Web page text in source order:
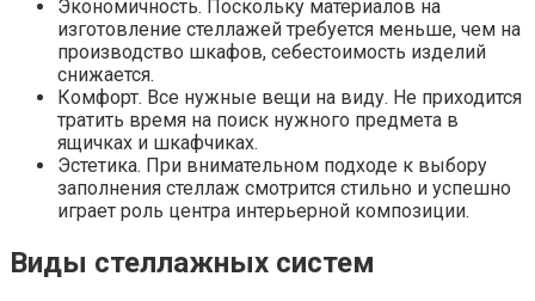
Экономичность. Поскольку материалов на
изготовление стеллажей требуется меньше, чем на
производство шкафов, себестоимость изделий
снижается.
Комфорт. Все нужные вещи на виду. Не приходится
тратить время на поиск нужного предмета в
ящичках и шкафчиках.
Эстетика. При внимательном подходе к выбору
заполнения стеллаж смотрится стильно и успешно
играет роль центра интерьерной композиции.
Виды стеллажных систем